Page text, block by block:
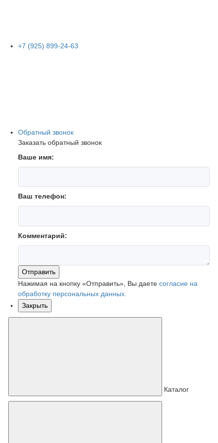
+7 (925) 899-24-63
Обратный звонок
Заказать обратный звонок
Ваше имя:
Ваш телефон:
Комментарий:
Отправить
Нажимая на кнопку «Отправить», Вы даете согласие на
обработку персональных данных.
Закрыть
Каталог